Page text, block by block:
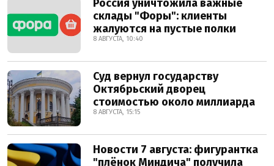
Россия уничтожила важные
склады "Форы": клиенты
жалуются на пустые полки
8 АВГУСТА, 10:40
Суд вернул государству
Октябрьский дворец
стоимостью около миллиарда
8 АВГУСТА, 15:15
Новости 7 августа: фигурантка
"плёнок Миндича" получила